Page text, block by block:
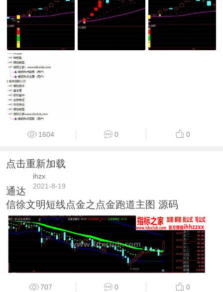
1604 0 0
点击重新加载
ihzx
2021-8-19
通达
信徐文明短线点金之点金跑道主图 源码
707 0 0